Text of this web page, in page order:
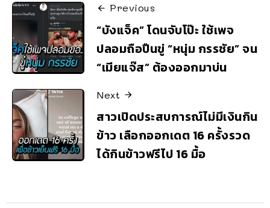
Previous
“บังแจ็ค” โดนจับโป๊ะ ใช้เพจ
ปลอมถือปืนขู่ “หนุ่ม กรรชัย” จน
“เมียแจ๊ส” ต้องออกมาบ่น
Next
สาวเปิดประสบการณ์ไม่มีเงินกิน
ข้าว เลือกออกเดต 16 ครั้งรวด
ได้กินข้าวฟรีไป 16 มื้อ